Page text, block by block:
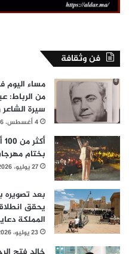
فن وثقافة
مساء اليوم
من الرباط:
سيرة
4 أغسطس، 2026
بختام
27 يوليو، 2026
يحقق
المملكة
23 يوليو، 2026